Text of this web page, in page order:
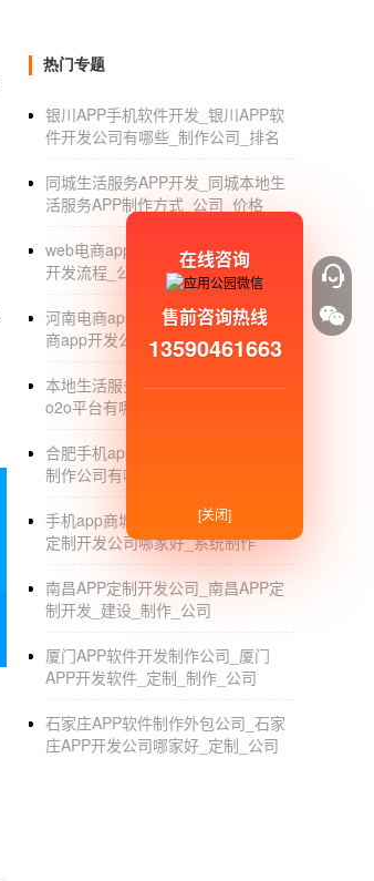
热门专题
银川APP手机软件开发_银川APP软
件开发公司有哪些_制作公司_排名
同城生活服务APP开发_同城本地生
活服务APP制作方式_公司_价格
web电商app开发_web电商app功能
开发流程_公司_价格
河南电商app开发公司_河南移动电
商app开发公司有哪些_价格
本地生活服务平台_本地生活服务
o2o平台有哪些_运营
合肥手机app开发公司_合肥app开发
制作公司有哪些_定制费用
手机app商城定制开发公司_手机app
定制开发公司哪家好_系统制作
南昌APP定制开发公司_南昌APP定
制开发_建设_制作_公司
厦门APP软件开发制作公司_厦门
APP开发软件_定制_制作_公司
石家庄APP软件制作外包公司_石家
庄APP开发公司哪家好_定制_公司
在线咨询
售前咨询热线
13590461663
[关闭]